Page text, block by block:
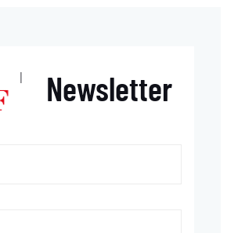
| Newsletter